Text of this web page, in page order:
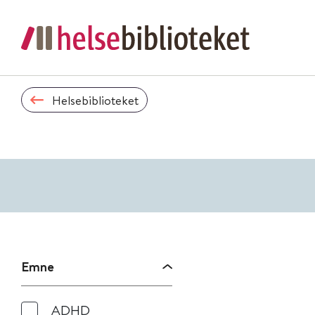
Helsebiblioteket
Emne
ADHD